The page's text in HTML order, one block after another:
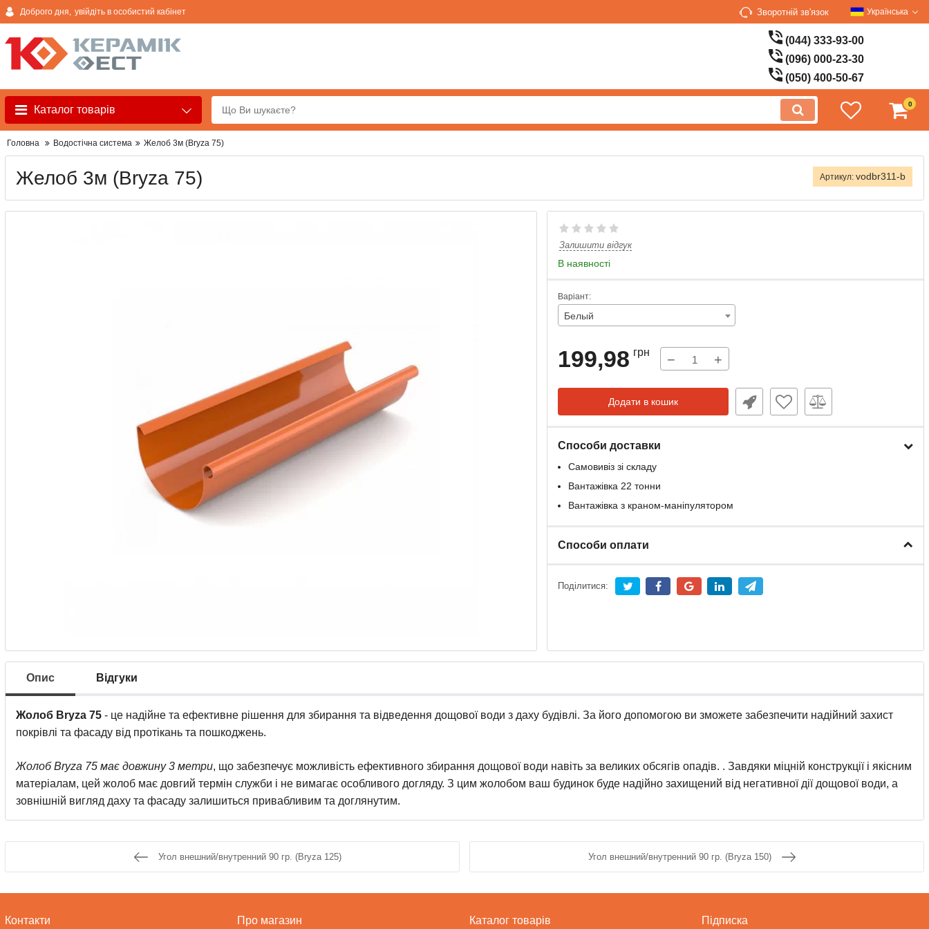
Доброго дня, увійдіть в особистий кабінет Зворотній зв'язок Українська
(044) 333-93-00
(096) 000-23-30
(050) 400-50-67
Каталог товарів 0
Головна Водостічна система Желоб 3м (Bryza 75)
Желоб 3м (Bryza 75) Артикул: vodbr311-b
Залишити відгук
В наявності
Варіант:
Белый
199,98 грн − +
Додати в кошик
Способи доставки
Самовивіз зі складу
Вантажівка 22 тонни
Вантажівка з краном-маніпулятором
Способи оплати
Поділитися:
Опис Відгуки
Жолоб Bryza 75 - це надійне та ефективне рішення для збирання та відведення дощової води з даху будівлі. За його допомогою ви зможете забезпечити надійний захист
покрівлі та фасаду від протікань та пошкоджень.
Жолоб Bryza 75 має довжину 3 метри, що забезпечує можливість ефективного збирання дощової води навіть за великих обсягів опадів. . Завдяки міцній конструкції і якісним
матеріалам, цей жолоб має довгий термін служби і не вимагає особливого догляду. З цим жолобом ваш будинок буде надійно захищений від негативної дії дощової води, а
зовнішній вигляд даху та фасаду залишиться привабливим та доглянутим.
Угол внешний/внутренний 90 гр. (Bryza 125) Угол внешний/внутренний 90 гр. (Bryza 150)
Контакти Про магазин Каталог товарів Підписка